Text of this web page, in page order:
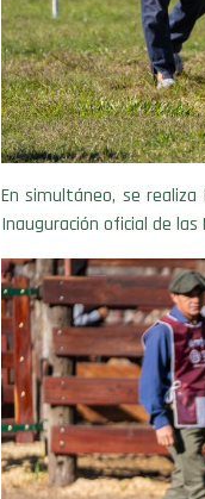
En simultáneo, se realiza
Inauguración oficial de